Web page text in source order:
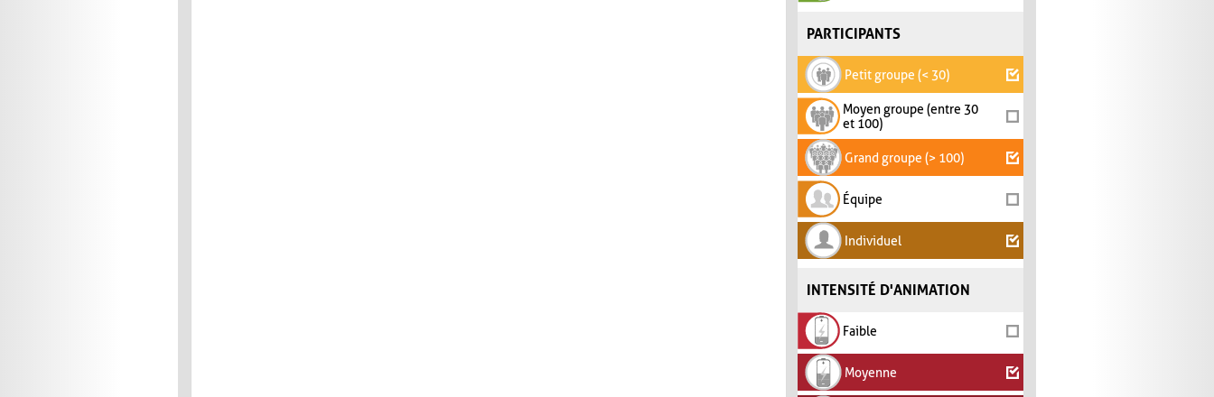
PARTICIPANTS
Petit groupe (< 30)
Moyen groupe (entre 30
et 100)
Grand groupe (> 100)
Équipe
Individuel
INTENSITÉ D'ANIMATION
Faible
Moyenne